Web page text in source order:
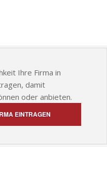
Ihre Firma in
damit
oder anbieten.
EINTRAGEN